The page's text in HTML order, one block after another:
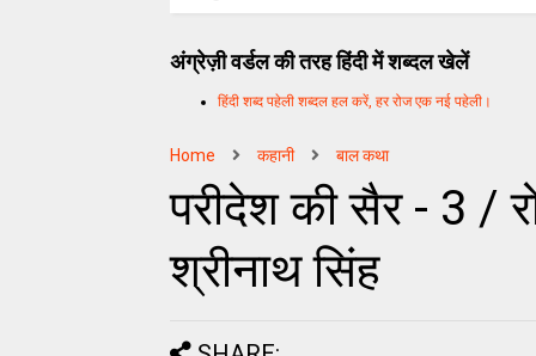
अंग्रेज़ी वर्डल की तरह हिंदी में शब्दल खेलें
हिंदी शब्द पहेली शब्दल हल करें, हर रोज एक नई पहेली।
Home कहानी बाल कथा
परीदेश की सैर - 3 /
श्रीनाथ सिंह